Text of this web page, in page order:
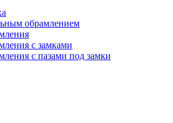
обрамлением
с замками
с пазами под замки